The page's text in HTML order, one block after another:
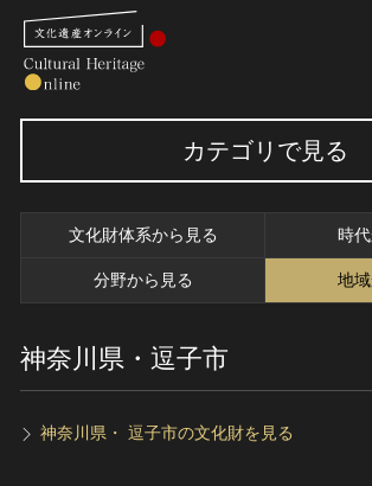
トップ
作品一覧
カテゴリで見る
博物館、美
文化庁よりご
カテゴリで見る
文化財体系から見る 時
分野から見る 地
神奈川県・逗子市
神奈川県・ 逗子市の文化財を見る